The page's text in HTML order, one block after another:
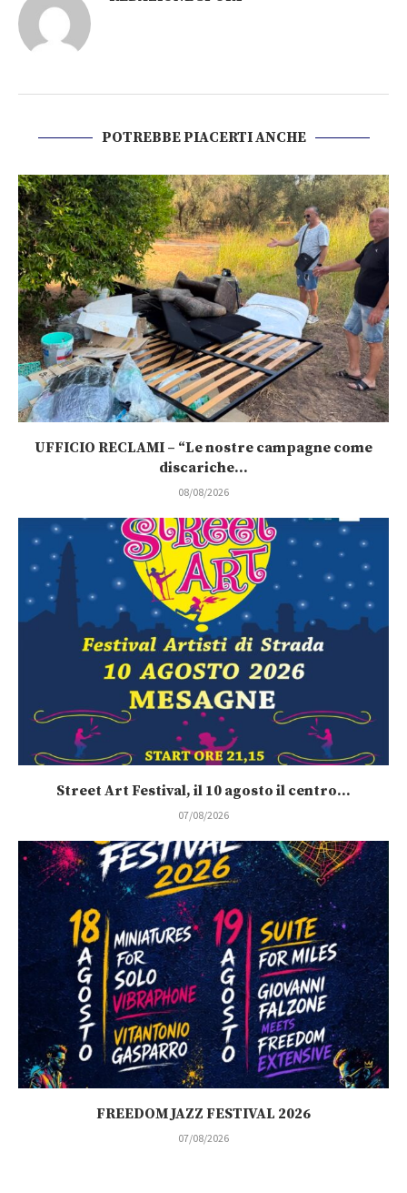
POTREBBE PIACERTI ANCHE
UFFICIO RECLAMI – “Le nostre campagne come
discariche...
08/08/2026
Street Art Festival, il 10 agosto il centro...
07/08/2026
FREEDOM JAZZ FESTIVAL 2026
07/08/2026